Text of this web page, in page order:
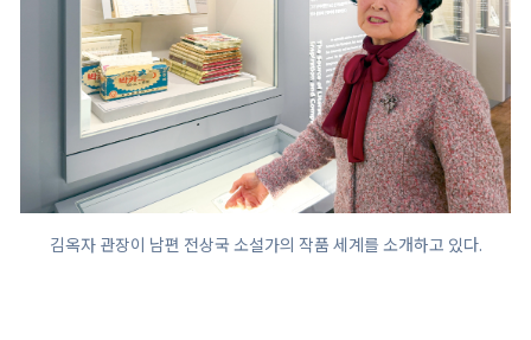
김옥자 관장이 남편 전상국 소설가의 작품 세계를 소개하고 있다.